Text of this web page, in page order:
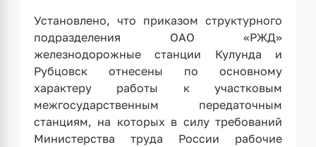
Установлено, что приказом структурного
подразделения ОАО «РЖД»
железнодорожные станции Кулунда и
Рубцовск отнесены по основному
характеру работы к участковым
межгосударственным передаточным
станциям, на которых в силу требований
Министерства труда России рабочие